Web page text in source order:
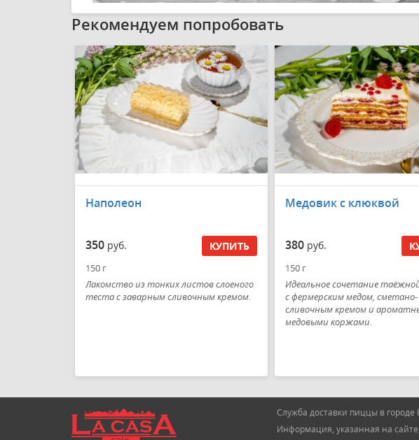
Рекомендуем попробовать
Наполеон
350 руб. КУПИТЬ
150 г
Лакомство из тонких листов слоеного
теста с заварным сливочным кремом.
Медовик с клюквой
380 руб.
150 г
Идеальное сочетание
с фермерским медом, сметано-
сливочным кремом и
медовыми коржами.
Служба доставки пиццы в городе
Информация, указанная на